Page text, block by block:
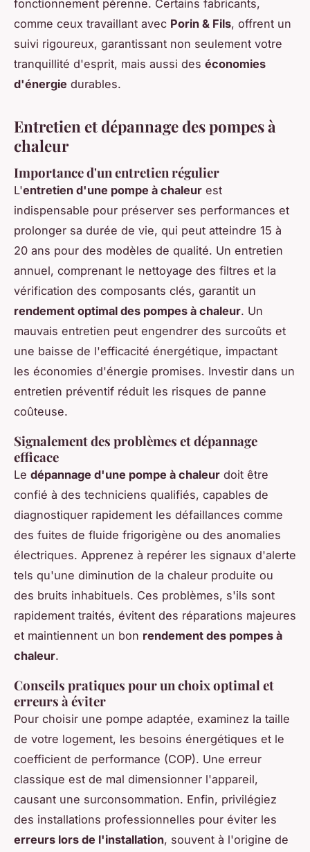
fonctionnement pérenne. Certains fabricants,
comme ceux travaillant avec Porin & Fils, offrent un
suivi rigoureux, garantissant non seulement votre
tranquillité d'esprit, mais aussi des économies
d'énergie durables.
Entretien et dépannage des pompes à
chaleur
Importance d'un entretien régulier
L'entretien d'une pompe à chaleur est
indispensable pour préserver ses performances et
prolonger sa durée de vie, qui peut atteindre 15 à
20 ans pour des modèles de qualité. Un entretien
annuel, comprenant le nettoyage des filtres et la
vérification des composants clés, garantit un
rendement optimal des pompes à chaleur. Un
mauvais entretien peut engendrer des surcoûts et
une baisse de l'efficacité énergétique, impactant
les économies d'énergie promises. Investir dans un
entretien préventif réduit les risques de panne
coûteuse.
Signalement des problèmes et dépannage
efficace
Le dépannage d'une pompe à chaleur doit être
confié à des techniciens qualifiés, capables de
diagnostiquer rapidement les défaillances comme
des fuites de fluide frigorigène ou des anomalies
électriques. Apprenez à repérer les signaux d'alerte
tels qu'une diminution de la chaleur produite ou
des bruits inhabituels. Ces problèmes, s'ils sont
rapidement traités, évitent des réparations majeures
et maintiennent un bon rendement des pompes à
chaleur.
Conseils pratiques pour un choix optimal et
erreurs à éviter
Pour choisir une pompe adaptée, examinez la taille
de votre logement, les besoins énergétiques et le
coefficient de performance (COP). Une erreur
classique est de mal dimensionner l'appareil,
causant une surconsommation. Enfin, privilégiez
des installations professionnelles pour éviter les
erreurs lors de l'installation, souvent à l'origine de